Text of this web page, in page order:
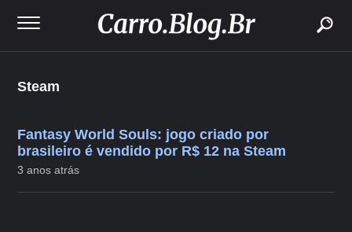
Steam
Fantasy World Souls: jogo criado por
brasileiro é vendido por R$ 12 na Steam
3 anos atrás